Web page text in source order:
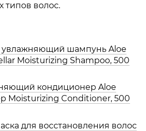
типов волос.
шампунь Aloe
Moisturizing Shampoo, 500
кондиционер Aloe
Moisturizing Conditioner, 500
для восстановления волос